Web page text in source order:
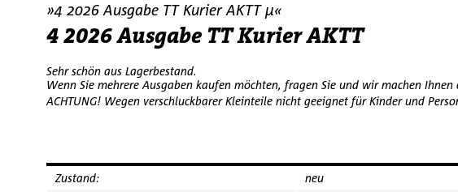
»4 2026 Ausgabe TT Kurier AKTT µ«
4 2026 Ausgabe TT Kurier AKTT
Sehr schön aus Lagerbestand.
Wenn Sie mehrere Ausgaben kaufen möchten, fragen Sie und wir machen Ihnen
ACHTUNG! Wegen verschluckbarer Kleinteile nicht geeignet für Kinder und
Zustand:
neu